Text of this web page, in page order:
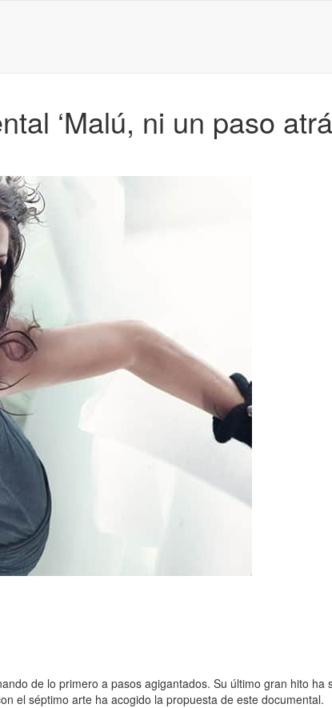
‘Malú, ni un paso
de lo primero a pasos agigantados. Su último gran hito ha
el séptimo arte ha acogido la propuesta de este documental.